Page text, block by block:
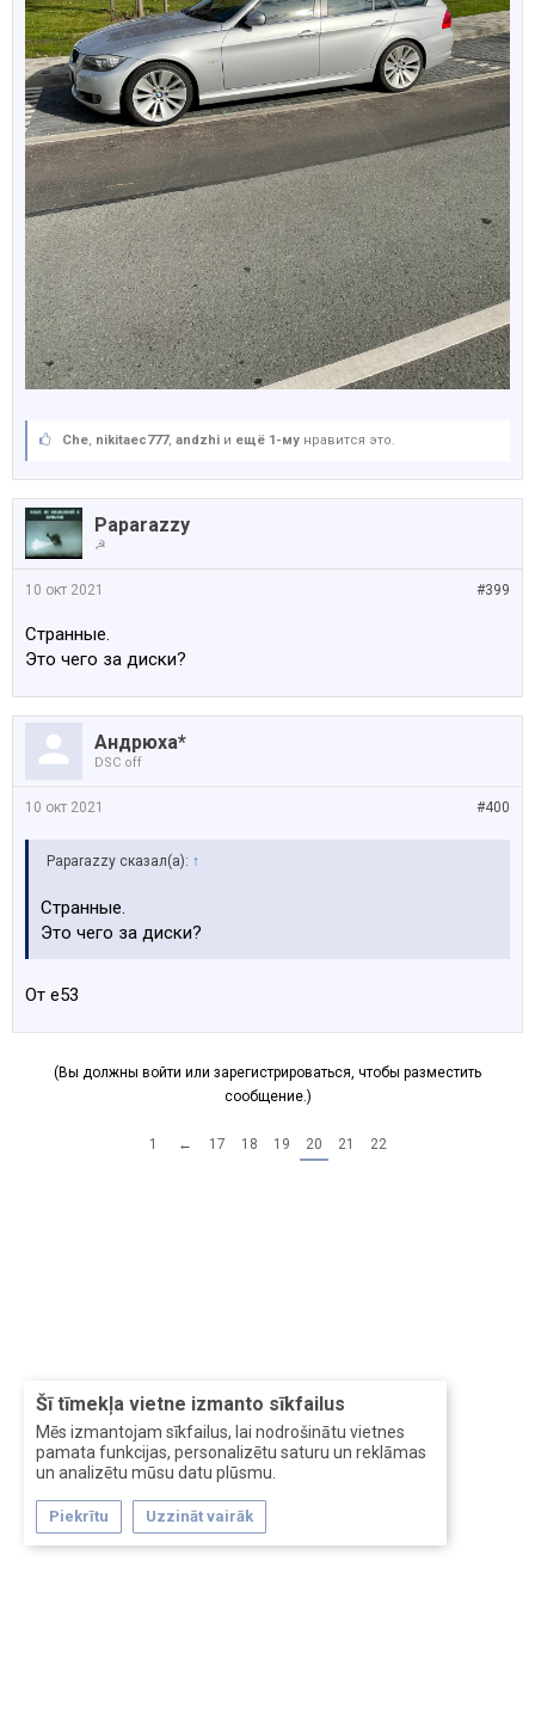
Šī tīmekļa vietne izmanto sīkfailus
Mēs izmantojam sīkfailus, lai nodrošinātu vietnes
pamata funkcijas, personalizētu saturu un reklāmas
un analizētu mūsu datu plūsmu.
Piekrītu Uzzināt vairāk
Che, nikitaec777, аndzhi и ещё 1-му нравится это.
Paparazzy
☭
#399
10 окт 2021
Странные.
Это чего за диски?
Андрюха*
DSC off
#400
10 окт 2021
Paparazzy сказал(а): ↑
Странные.
Это чего за диски?
От е53
(Вы должны войти или зарегистрироваться, чтобы разместить
сообщение.)
1 ← 17 18 19 20 21 22